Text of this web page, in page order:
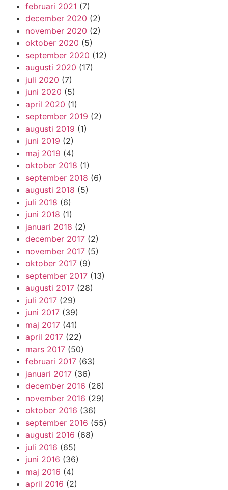
februari 2021 (7)
december 2020 (2)
november 2020 (2)
oktober 2020 (5)
september 2020 (12)
augusti 2020 (17)
juli 2020 (7)
juni 2020 (5)
april 2020 (1)
september 2019 (2)
augusti 2019 (1)
juni 2019 (2)
maj 2019 (4)
oktober 2018 (1)
september 2018 (6)
augusti 2018 (5)
juli 2018 (6)
juni 2018 (1)
januari 2018 (2)
december 2017 (2)
november 2017 (5)
oktober 2017 (9)
september 2017 (13)
augusti 2017 (28)
juli 2017 (29)
juni 2017 (39)
maj 2017 (41)
april 2017 (22)
mars 2017 (50)
februari 2017 (63)
januari 2017 (36)
december 2016 (26)
november 2016 (29)
oktober 2016 (36)
september 2016 (55)
augusti 2016 (68)
juli 2016 (65)
juni 2016 (36)
maj 2016 (4)
april 2016 (2)